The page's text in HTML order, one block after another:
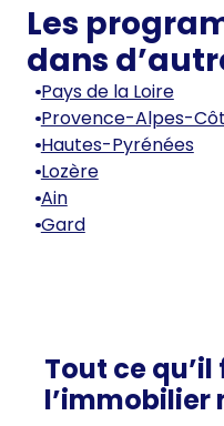
Les
dans
Pays de la Loire
Provence-Alpes-
Hautes-Pyrénées
Lozère
Ain
Gard
Tout ce
l’immobilier